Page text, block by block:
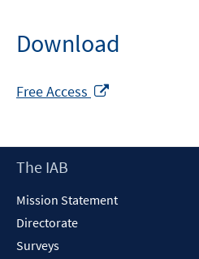
Download
Free Access
new
Footer
The IAB
Mission Statement
Directorate
Surveys